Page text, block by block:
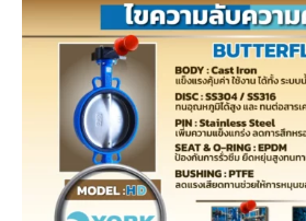
ABOUT
US
PRODUCT
CATALOG
KNOWLEDGE